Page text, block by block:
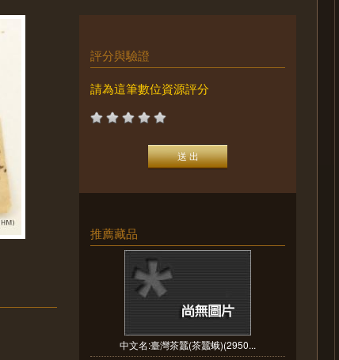
評分與驗證
請為這筆數位資源評分
推薦藏品
中文名:臺灣茶蠶(茶蠶蛾)(2950...